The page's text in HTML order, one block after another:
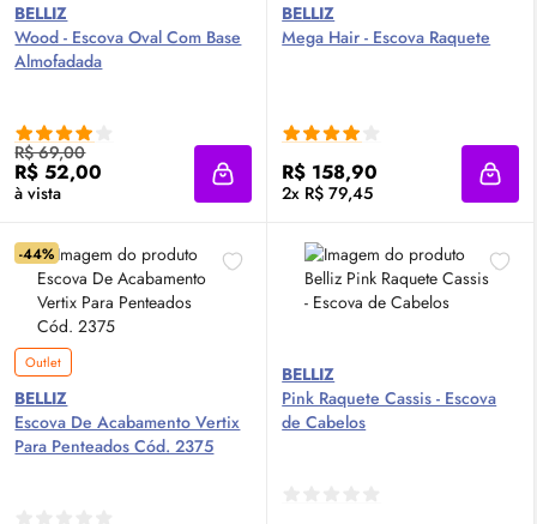
BELLIZ
Wood - Escova Oval Com Base
Almofadada
R$ 69,00
R$ 52,00
à vista Adicionar à sacola
BELLIZ
Mega Hair - Escova Raquete
R$ 158,90
2x R$ 79,45
-44%
Outlet
BELLIZ
Escova De Acabamento Vertix
Para Penteados Cód. 2375
BELLIZ
Pink Raquete Cassis - Escova
de Cabelos